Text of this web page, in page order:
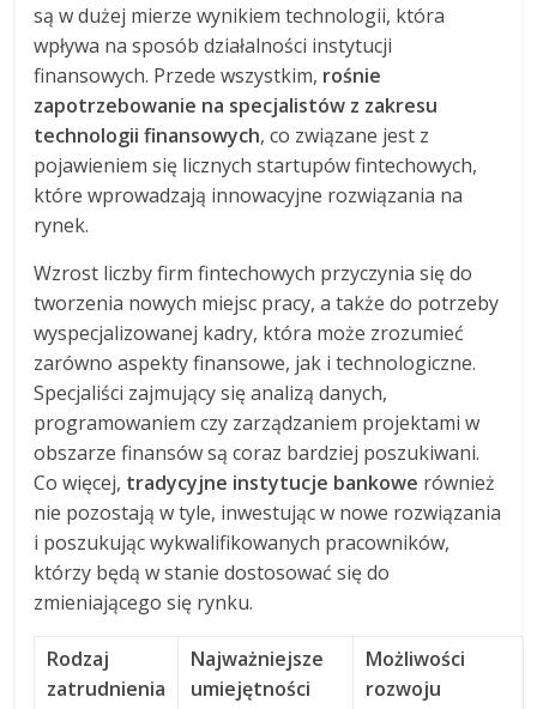
są w dużej mierze wynikiem technologii, która
wpływa na sposób działalności instytucji
finansowych. Przede wszystkim, rośnie
zapotrzebowanie na specjalistów z zakresu
technologii finansowych, co związane jest z
pojawieniem się licznych startupów fintechowych,
które wprowadzają innowacyjne rozwiązania na
rynek.
Wzrost liczby firm fintechowych przyczynia się do
tworzenia nowych miejsc pracy, a także do potrzeby
wyspecjalizowanej kadry, która może zrozumieć
zarówno aspekty finansowe, jak i technologiczne.
Specjaliści zajmujący się analizą danych,
programowaniem czy zarządzaniem projektami w
obszarze finansów są coraz bardziej poszukiwani.
Co więcej, tradycyjne instytucje bankowe również
nie pozostają w tyle, inwestując w nowe rozwiązania
i poszukując wykwalifikowanych pracowników,
którzy będą w stanie dostosować się do
zmieniającego się rynku.
Rodzaj
zatrudnienia
Najważniejsze
umiejętności
Możliwości
rozwoju